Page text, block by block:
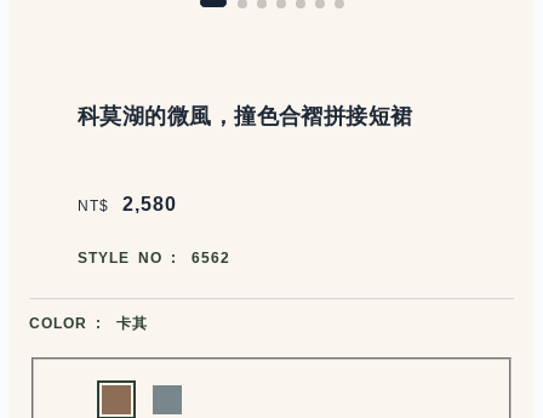
科莫湖的微風，撞色合褶拼接短裙
NT$ 2,580
商品編號
STYLE NO : 6562
商品顏色選擇
COLOR : 卡其
Choose a color